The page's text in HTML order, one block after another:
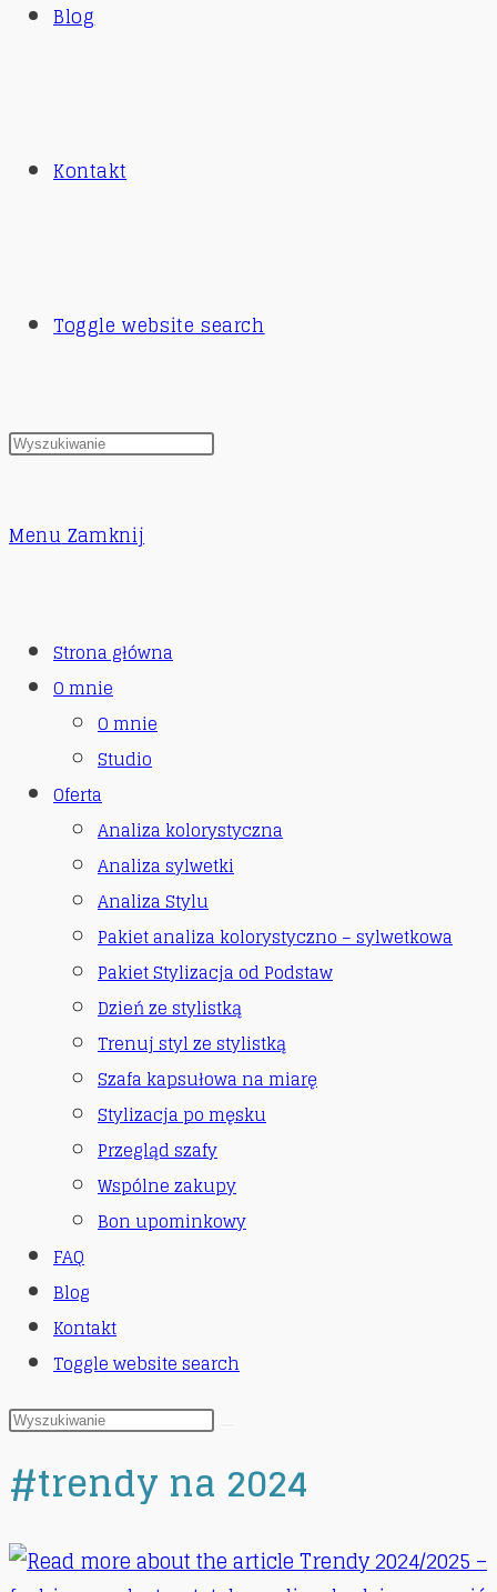
Blog
Kontakt
Toggle website search
Menu Zamknij
Strona główna
O mnie
O mnie
Studio
Oferta
Analiza kolorystyczna
Analiza sylwetki
Analiza Stylu
Pakiet analiza kolorystyczno – sylwetkowa
Pakiet Stylizacja od Podstaw
Dzień ze stylistką
Trenuj styl ze stylistką
Szafa kapsułowa na miarę
Stylizacja po męsku
Przegląd szafy
Wspólne zakupy
Bon upominkowy
FAQ
Blog
Kontakt
Toggle website search
#trendy na 2024